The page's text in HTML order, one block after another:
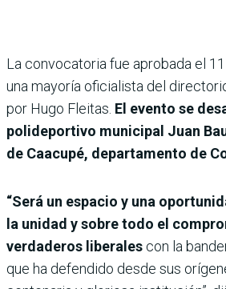
La convocatoria fue aprobada el
una mayoría oficialista del
por Hugo Fleitas. El evento se
polideportivo municipal Juan
de Caacupé, departamento de
“Será un espacio y una
la unidad y sobre todo el
verdaderos liberales con la
que ha defendido desde sus